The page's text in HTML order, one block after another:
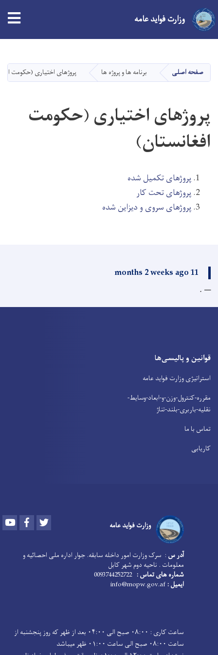
main
content
وزارت فواید عامه
صفحه اصلی برنامه ها و پروژه ها پروژهای اختیاری (حکومت
پروژهای اختیاری (حکومت
افغانستان)
پروژهای تکمیل شده
پروژهای تحت کار
پروژهای سروی و دیزاین شده
11 months 2 weeks ago
.
قوانین و پالیسی‌ها
استراتیژی وزارت فواید عامه
مقرره-کنترول-وزن-و-ابعاد-وسایط-
نقلیه-باربری-بلند-تناژ
تماس با ما
کاریابی
وزارت فواید عامه Youtube Facebook
آدر س : سرک وزارت امور داخله سابقه. جوار اداره ملی احصائیه و
معلومات . ناحیه دوم شهر کابل
شماره های تماس : 0093744252722
ایمیل :
ساعت کاری : ۰۸:۰۰ صبح الی ۰۴:۰۰ بعد از ظهر که روز پنجشنبه از
ساعت ۰۸:۰۰ صبح الی ساعت ۰۱:۰۰ ظهر میباشد